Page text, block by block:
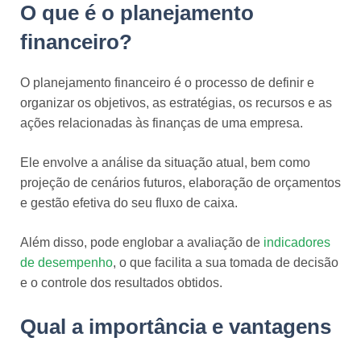
O que é o planejamento
financeiro?
O planejamento financeiro é o processo de definir e
organizar os objetivos, as estratégias, os recursos e as
ações relacionadas às finanças de uma empresa.
Ele envolve a análise da situação atual, bem como
projeção de cenários futuros, elaboração de orçamentos
e gestão efetiva do seu fluxo de caixa.
Além disso, pode englobar a avaliação de indicadores
de desempenho, o que facilita a sua tomada de decisão
e o controle dos resultados obtidos.
Qual a importância e vantagens